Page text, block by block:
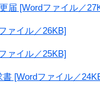
届 [Wordファイル／
ァイル／26KB]
ァイル／25KB]
[Wordファイル／